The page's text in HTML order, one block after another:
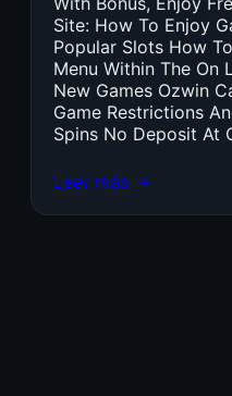
Site: How To Enjoy
Popular Slots How
Menu Within The On
New Games Ozwin
Game Restrictions
Spins No Deposit At
Leer más →